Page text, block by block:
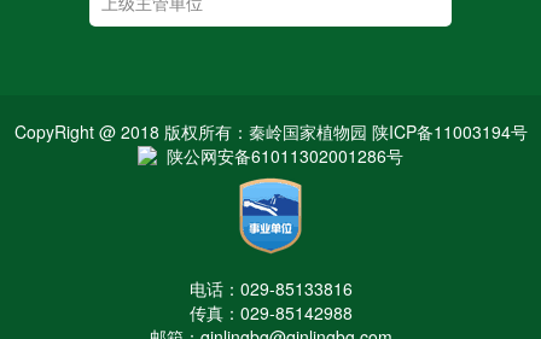
CopyRight @ 2018 版权所有：秦岭国家植物园 陕ICP备11003194号
陕公网安备61011302001286号
电话：029-85133816
传真：029-85142988